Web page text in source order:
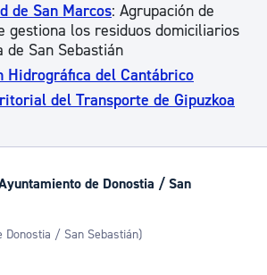
de San Marcos: Agrupación de
gestiona los residuos domiciliarios
de San Sebastián
Hidrográfica del Cantábrico
del Transporte de Gipuzkoa
de Donostia / San
Donostia / San Sebastián)